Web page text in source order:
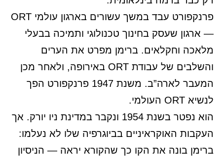
פרנקפורט עבד במשך עשורים בארגון עולמי ORT
— ארגון שעסק בחינוך טכנולוגי ותמיכה בבעלי
מלאכה וחקלאים. ברימן מפרט את הערים
והשלבים של עבודת ORT באירופה, ולאחר מכן
המעבר לארה”ב. משנת 1947 פרנקפורט הפך
לנשיא ORT העולמי.
הוא נפטר בשנת 1954 ונקבר במדינת ניו יורק. אך
העקבות האוקראיניים בביוגרפיה שלו לא נעלמו:
ברימן בונה את הקו כך שהקורא יראה — הניסיון